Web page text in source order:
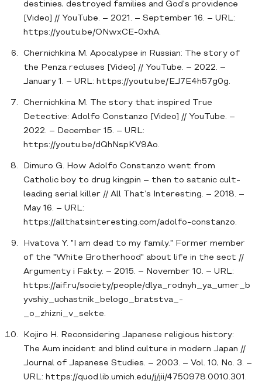
destinies, destroyed families and God's providence
[Video] // YouTube. – 2021. – September 16. – URL:
https://youtu.be/ONwxCE-0xhA.
Chernichkina M. Apocalypse in Russian: The story of
the Penza recluses [Video] // YouTube. – 2022. –
January 1. – URL: https://youtu.be/EJ7E4h57g0g.
Chernichkina M. The story that inspired True
Detective: Adolfo Constanzo [Video] // YouTube. –
2022. – December 15. – URL:
https://youtu.be/dQhNspKV9Ao.
Dimuro G. How Adolfo Constanzo went from
Catholic boy to drug kingpin – then to satanic cult-
leading serial killer // All That’s Interesting. – 2018. –
May 16. – URL:
https://allthatsinteresting.com/adolfo-constanzo.
Hvatova Y. "I am dead to my family." Former member
of the "White Brotherhood" about life in the sect //
Argumenty i Fakty. – 2015. – November 10. – URL:
https://aif.ru/society/people/dlya_rodnyh_ya_umer_b
yvshiy_uchastnik_belogo_bratstva_-
_o_zhizni_v_sekte.
Kojiro H. Reconsidering Japanese religious history:
The Aum incident and blind culture in modern Japan //
Journal of Japanese Studies. – 2003. – Vol. 10, No. 3. –
URL: https://quod.lib.umich.edu/j/jii/4750978.0010.301.